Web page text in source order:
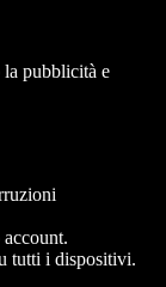
la pubblicità e
tutti i dispositivi.